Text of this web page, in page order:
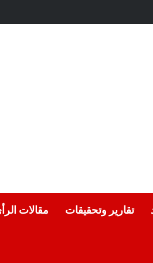
معز ماني
تقارير وتحقيقات مقالات